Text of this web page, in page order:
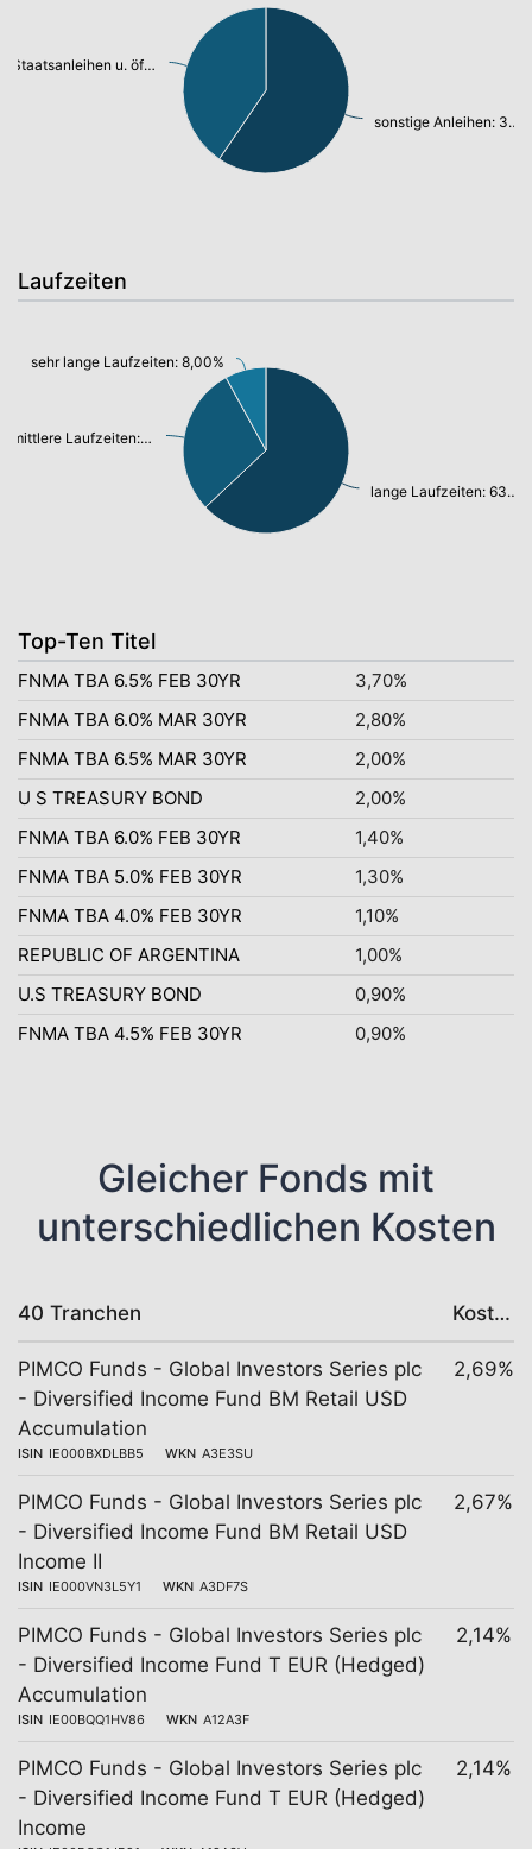
sonstige Anleihen: 38,17%
Staatsanleihen u. öffentl.Anleihen: 25,96%
Laufzeiten
lange Laufzeiten: 63,00%
mittlere Laufzeiten: 29,00%
sehr lange Laufzeiten: 8,00%
Top-Ten Titel
FNMA TBA 6.5% FEB 30YR
3,70%
FNMA TBA 6.0% MAR 30YR
2,80%
FNMA TBA 6.5% MAR 30YR
2,00%
U S TREASURY BOND
2,00%
FNMA TBA 6.0% FEB 30YR
1,40%
FNMA TBA 5.0% FEB 30YR
1,30%
FNMA TBA 4.0% FEB 30YR
1,10%
REPUBLIC OF ARGENTINA
1,00%
U.S TREASURY BOND
0,90%
FNMA TBA 4.5% FEB 30YR
0,90%
Gleicher Fonds mit
unterschiedlichen Kosten
40 Tranchen Kosten
PIMCO Funds - Global Investors Series plc
- Diversified Income Fund BM Retail USD
Accumulation
ISIN IE000BXDLBB5 WKN A3E3SU
2,69%
PIMCO Funds - Global Investors Series plc
- Diversified Income Fund BM Retail USD
Income II
ISIN IE000VN3L5Y1 WKN A3DF7S
2,67%
PIMCO Funds - Global Investors Series plc
- Diversified Income Fund T EUR (Hedged)
Accumulation
ISIN IE00BQQ1HV86 WKN A12A3F
2,14%
PIMCO Funds - Global Investors Series plc
- Diversified Income Fund T EUR (Hedged)
Income
2,14%